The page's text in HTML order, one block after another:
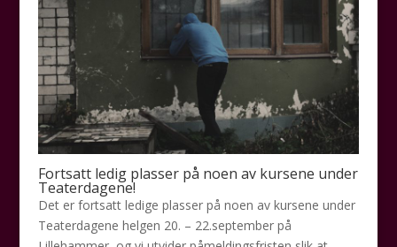
Fortsatt ledig plasser på noen av kursene under
Teaterdagene!
Det er fortsatt ledige plasser på noen av kursene under
Teaterdagene helgen 20. – 22.september på